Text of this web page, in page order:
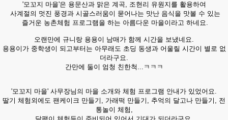
'모꼬지 마을'은 용문산과 맑은 계곡, 조현리 유원지를 활용하여
사계절의 멋진 풍경과 시골스러움이 묻어나는 맛난 음식을 맛볼 수 있는
즐거운 농촌체험 프로그램을 하는 아름다운 마을이라고 하네요.
오랜만에 규니랑 용용이 남매가 함께 시간을 보냈네요.
용용이가 중학생이 되고부터는 아무래도 초딩 동생과 어울릴 시간이 별로 없
더라구요.
간만에 둘이 엄청 친한척...ㅋㅋㅋ
'모꼬지 마을' 사무장님의 마을 소개와 체험 프로그램 안내가 있었어요.
딸기 체험외에도 팬케이크 만들기, 가래떡 만들기, 추억의 달고나 만들기, 전
통놀이 체험,